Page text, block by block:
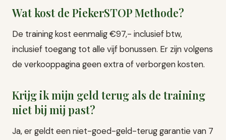
Wat kost de PiekerSTOP Methode?
De training kost eenmalig €97,- inclusief btw,
inclusief toegang tot alle vijf bonussen. Er zijn volgens
de verkooppagina geen extra of verborgen kosten.
Krijg ik mijn geld terug als de training
niet bij mij past?
Ja, er geldt een niet-goed-geld-terug garantie van 7